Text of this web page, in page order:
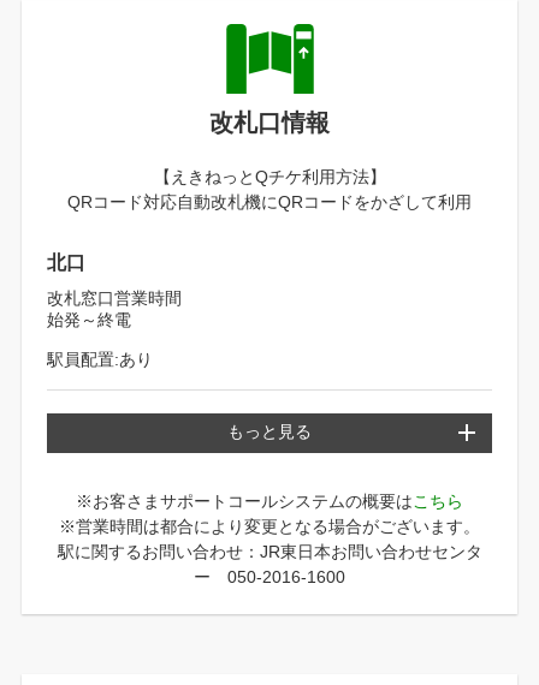
改札口情報
【えきねっとQチケ利用方法】
QRコード対応自動改札機にQRコードをかざして利用
北口
改札窓口営業時間
始発～終電
駅員配置:あり
もっと見る
※お客さまサポートコールシステムの概要はこちら
※営業時間は都合により変更となる場合がございます。
駅に関するお問い合わせ：JR東日本お問い合わせセンタ
ー 050-2016-1600